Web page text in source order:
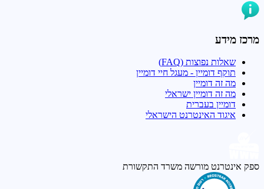
מרכז מידע
שאלות נפוצות (FAQ)
תוקף דומיין - מעגל חיי דומיין
מה זה דומיין
מה זה דומיין ישראלי
דומיין בעברית
איגוד האינטרנט הישראלי
ספק אינטרנט מורשה משרד התקשורת